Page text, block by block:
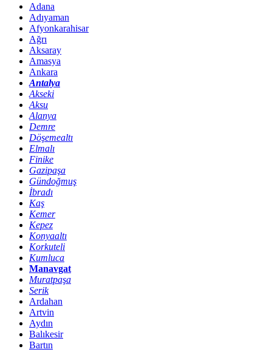
Adana
Adıyaman
Afyonkarahisar
Ağrı
Aksaray
Amasya
Ankara
Antalya
Akseki
Aksu
Alanya
Demre
Döşemealtı
Elmalı
Finike
Gazipaşa
Gündoğmuş
İbradı
Kaş
Kemer
Kepez
Konyaaltı
Korkuteli
Kumluca
Manavgat
Muratpaşa
Serik
Ardahan
Artvin
Aydın
Balıkesir
Bartın